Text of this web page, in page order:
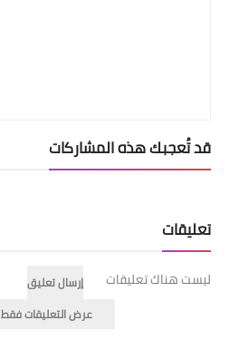
قد تُعجبك هذه المشاركات
تعليقات
ليست هناك تعليقات
إرسال تعليق
عرض التعليقات فقط